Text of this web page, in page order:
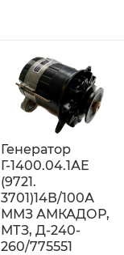
Генератор
Г-1400.04.1АЕ
(9721.
3701)14В/100А
ММЗ АМКАДОР,
МТЗ, Д-240-
260/775551